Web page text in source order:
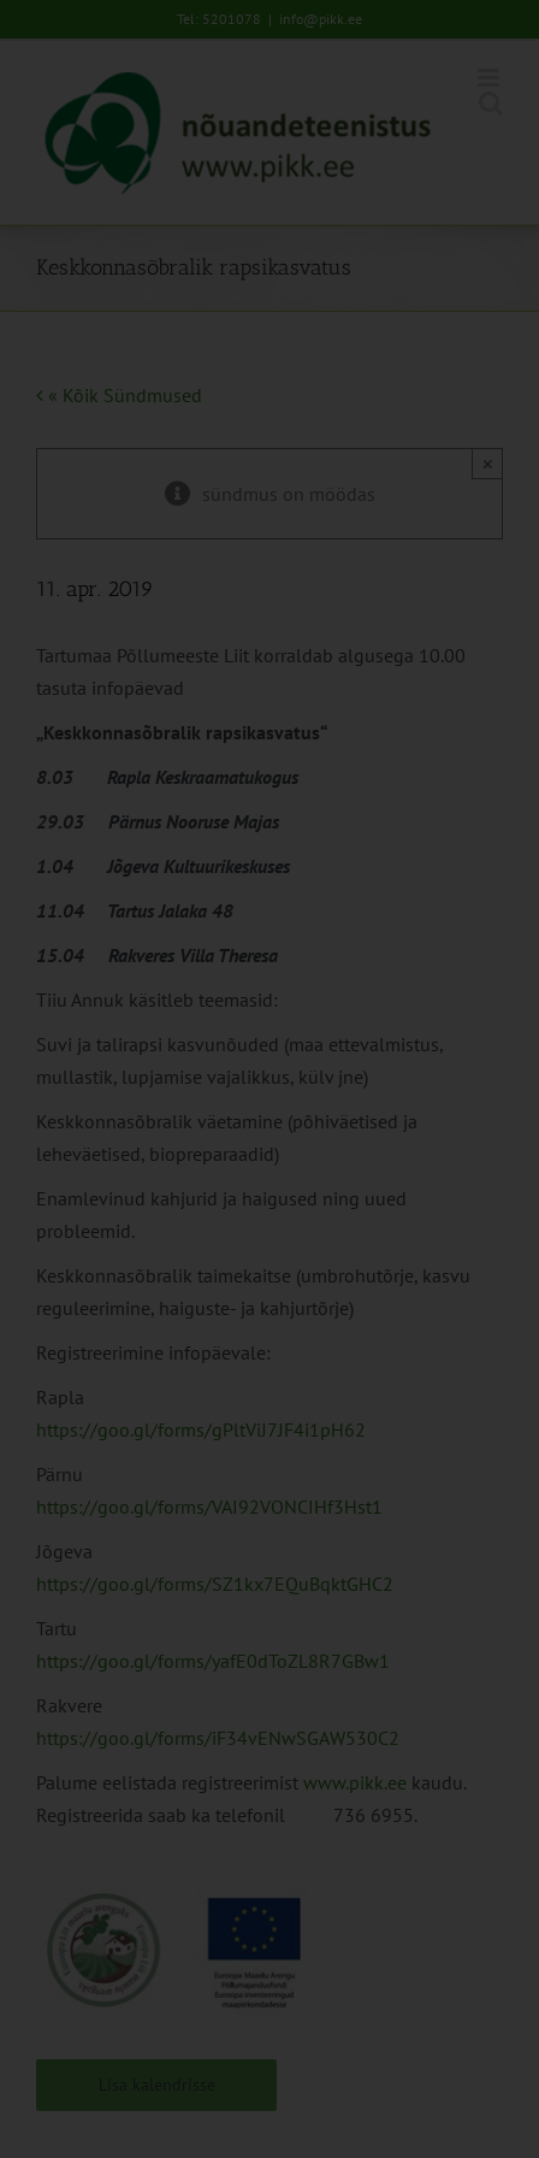
to
Tel: 5201078 | info@pikk.ee
Keskkonnasõbralik rapsikasvatus
« Kõik Sündmused
sündmus on möödas
×
11. apr. 2019
Tartumaa Põllumeeste Liit korraldab algusega 10.00
tasuta infopäevad
„Keskkonnasõbralik rapsikasvatus“
8.03 Rapla Keskraamatukogus
29.03 Pärnus Nooruse Majas
1.04 Jõgeva Kultuurikeskuses
11.04 Tartus Jalaka 48
15.04 Rakveres Villa Theresa
Tiiu Annuk käsitleb teemasid:
Suvi ja talirapsi kasvunõuded (maa ettevalmistus,
mullastik, lupjamise vajalikkus, külv jne)
Keskkonnasõbralik väetamine (põhiväetised ja
leheväetised, biopreparaadid)
Enamlevinud kahjurid ja haigused ning uued
probleemid.
Keskkonnasõbralik taimekaitse (umbrohutõrje, kasvu
reguleerimine, haiguste- ja kahjurtõrje)
Registreerimine infopäevale:
Rapla
https://goo.gl/forms/gPltViJ7JF4i1pH62
Pärnu
https://goo.gl/forms/VAI92VONCIHf3Hst1
Jõgeva
https://goo.gl/forms/SZ1kx7EQuBqktGHC2
Tartu
https://goo.gl/forms/yafE0dToZL8R7GBw1
Rakvere
https://goo.gl/forms/iF34vENwSGAW530C2
Palume eelistada registreerimist www.pikk.ee kaudu.
Registreerida saab ka telefonil 736 6955.